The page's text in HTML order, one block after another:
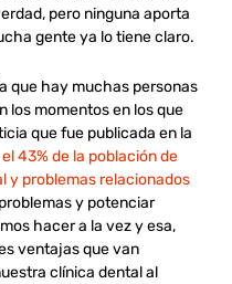
pero ninguna aporta
gente ya lo tiene claro.
que hay muchas personas
los momentos en los que
que fue publicada en la
el 43% de la población de
y problemas relacionados
y potenciar
hacer a la vez y esa,
ventajas que van
clínica dental al